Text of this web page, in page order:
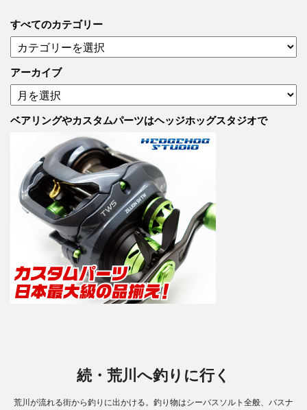
すべてのカテゴリー
べ
て
の
カ
テ
アーカイブ
ア
ー
カ
ベアリングやカスタムパーツはヘッジホッグスタジオで
続・荒川へ釣りに行く
荒川が流れる街から釣りに出かける。釣り物はシーバスソルト全般、バスナ